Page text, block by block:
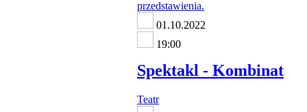
01.10.2022
19:00
Spektakl - Kombinat
Teatr